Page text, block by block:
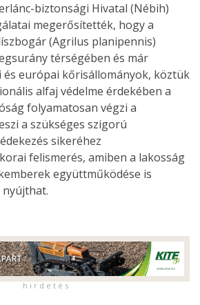
biztonsági Hivatal (Nébih)
megerősítették, hogy a
(Agrilus planipennis)
térségében és már
és európai kőrisállományok, köztük
alfaj védelme érdekében a
folyamatosan végzi a
a szükséges szigorú
sikeréhez
felismerés, amiben a lakosság
együttműködése is
h i r d e t é s